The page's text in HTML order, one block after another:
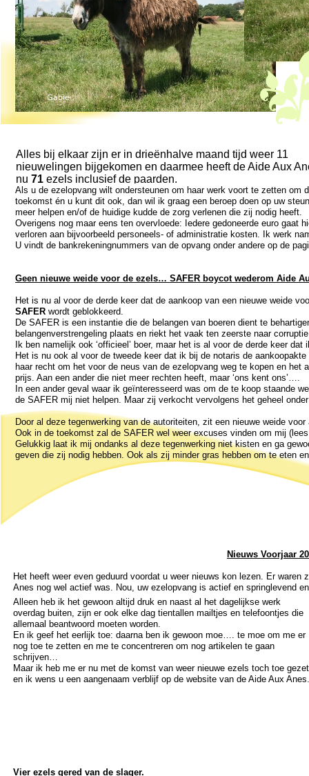
Vier ezels gered van de slager.
Nieuws Voorjaar
Het heeft weer even geduurd voordat u weer nieuws kon lezen. Er
Anes nog wel actief was. Nou, uw ezelopvang is actief en springlevend
Alleen heb ik het gewoon altijd druk en naast al het dagelijkse werk
overdag buiten, zijn er ook elke dag tientallen mailtjes en telefoontjes die
allemaal beantwoord moeten worden.
En ik geef het eerlijk toe: daarna ben ik gewoon moe…. te moe om me er
nog toe te zetten en me te concentreren om nog artikelen te gaan
schrijven…
Maar ik heb me er nu met de komst van weer nieuwe ezels toch toe gezet
en ik wens u een aangenaam verblijf op de website van de Aide Aux Anes.
Als u de ezelopvang wilt ondersteunen om haar werk voort te zetten om
toekomst én u kunt dit ook, dan wil ik graag een beroep doen op uw
meer helpen en/of de huidige kudde de zorg verlenen die zij nodig heeft.
Overigens nog maar eens ten overvloede: Iedere gedoneerde euro gaat
verloren aan bijvoorbeeld personeels- of administratie kosten. Ik werk
U vindt de bankrekeningnummers van de opvang onder andere op de
Geen nieuwe weide voor de ezels… SAFER boycot wederom Aide
Het is nu al voor de derde keer dat de aankoop van een nieuwe weide
SAFER wordt geblokkeerd.
De SAFER is een instantie die de belangen van boeren dient te
belangenverstrengeling plaats en riekt het vaak ten zeerste naar
Ik ben namelijk ook ‘officieel’ boer, maar het is al voor de derde keer
Het is nu ook al voor de tweede keer dat ik bij de notaris de
haar recht om het voor de neus van de ezelopvang weg te kopen en het
prijs. Aan een ander die niet meer rechten heeft, maar ‘ons kent ons’….
In een ander geval waar ik geïnteresseerd was om de te koop staande
de SAFER mij niet helpen. Maar zij verkocht vervolgens het geheel
Door al deze tegenwerking van de autoriteiten, zit een nieuwe weide
Ook in de toekomst zal de SAFER wel weer excuses vinden om mij
Gelukkig laat ik mij ondanks al deze tegenwerking niet kisten en ga
geven die zij nodig hebben. Ook als zij minder gras hebben om te eten
Alles bij elkaar zijn er in drieënhalve maand tijd weer 11
nieuwelingen bijgekomen en daarmee heeft de Aide Aux
nu 71 ezels inclusief de paarden.